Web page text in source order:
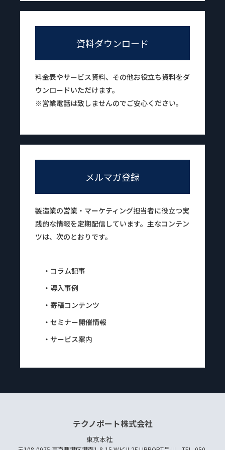
資料ダウンロード
料金表やサービス資料、その他お役立ち資料をダ
ウンロードいただけます。
※営業電話は致しませんのでご安心ください。
メルマガ登録
製造業の営業・マーケティング担当者に役立つ実
践的な情報を定期配信しています。主なコンテン
ツは、次のとおりです。
・コラム記事
・導入事例
・寄稿コンテンツ
・セミナー開催情報
・サービス案内
テクノポート株式会社
東京本社